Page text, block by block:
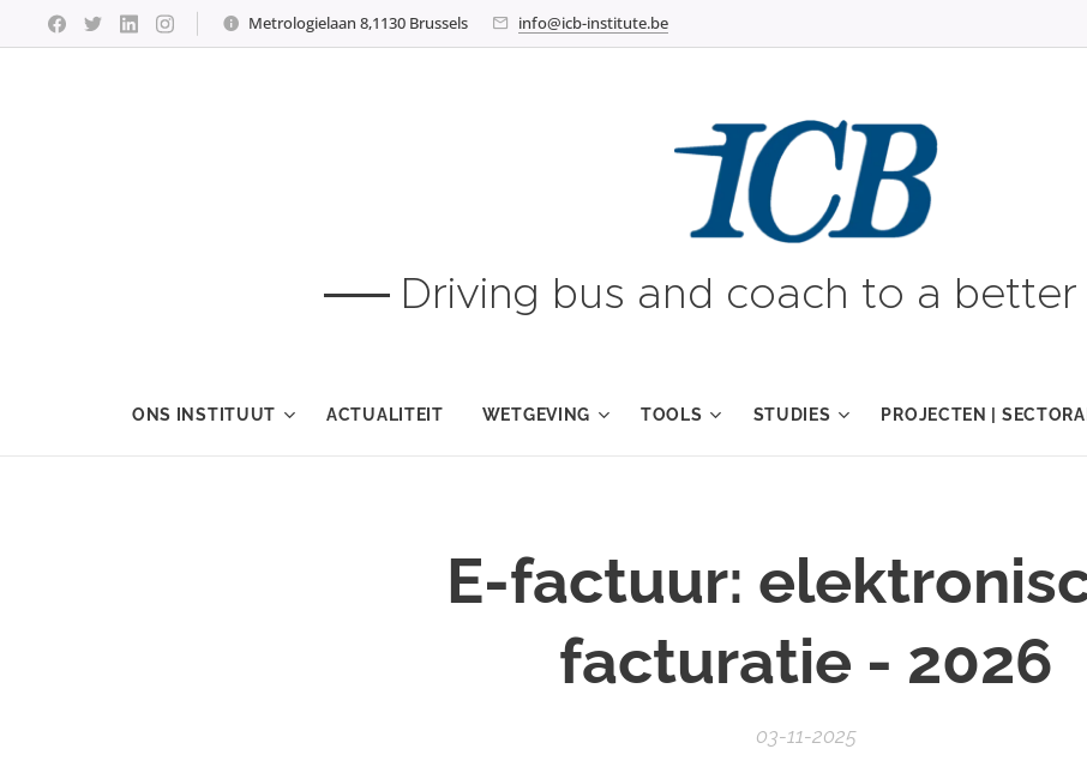
Metrologielaan 8,1130 Brussels info@icb-institute.be
Driving bus and coach to a
ONS INSTITUUT ACTUALITEIT WETGEVING TOOLS STUDIES PROJECTEN |
E-factuur:
facturatie - 2026
03-11-2025